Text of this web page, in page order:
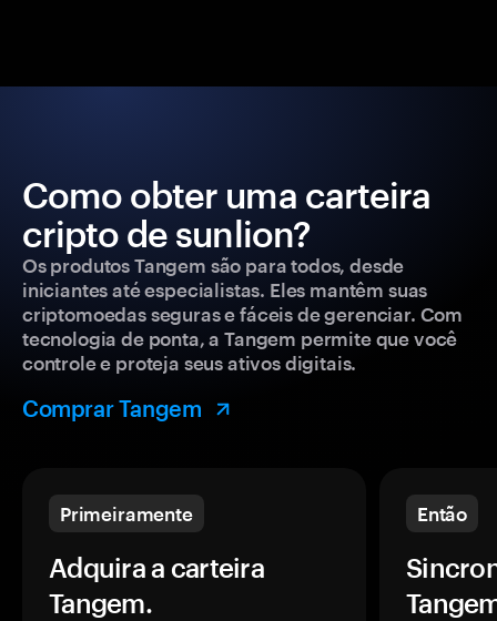
Como obter uma carteira
cripto de sunlion?
Os produtos Tangem são para todos, desde
iniciantes até especialistas. Eles mantêm suas
criptomoedas seguras e fáceis de gerenciar. Com
tecnologia de ponta, a Tangem permite que você
controle e proteja seus ativos digitais.
Comprar Tangem
Primeiramente
Adquira a carteira
Tangem.
Então